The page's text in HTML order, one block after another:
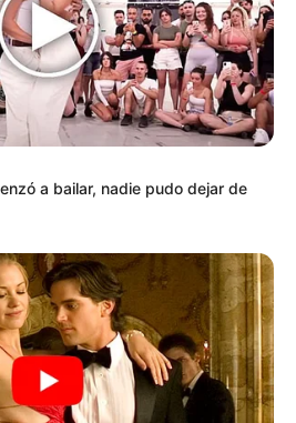
a bailar, nadie pudo dejar de